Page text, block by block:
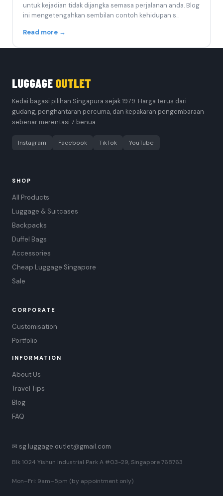
untuk kejadian tidak dijangka semasa perjalanan anda. Blog
ini mengetengahkan sembilan contoh kehidupan s...
Read more →
LUGGAGE OUTLET
Kedai bagasi pilihan Singapura sejak 1979. Harga terus dari
gudang, penghantaran percuma, dan kepakaran pengembaraan
sebenar merentasi 7 benua.
Instagram Facebook TikTok YouTube
SHOP
All Products
Luggage & Suitcases
Backpacks
Duffel Bags
Accessories
Cheap Luggage Singapore
Sale
CORPORATE
Customisation
Portfolio
INFORMATION
About Us
Travel Tips
Blog
FAQ
✉ sg.luggage.outlet@gmail.com
Blk 1024 Yishun Industrial Park A #03-29, Singapore 768763
Mon–Fri: 9am–5pm (by appointment only)